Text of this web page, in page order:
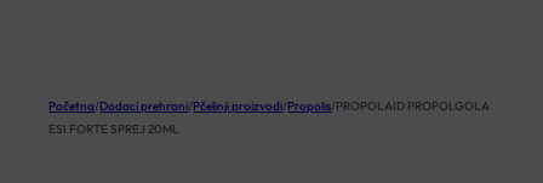
Početna/Dodaci prehrani/Pčelinji proizvodi/Propolis/PROPOLAID PROPOLGOLA
ESI FORTE SPREJ 20ML